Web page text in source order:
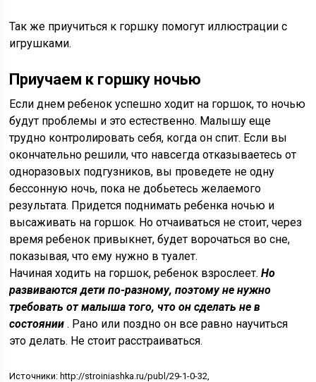
Так же приучиться к горшку помогут иллюстрации с
игрушками.
Приучаем к горшку ночью
Если днем ребенок успешно ходит на горшок, то ночью
будут проблемы и это естественно. Малышу еще
трудно контролировать себя, когда он спит. Если вы
окончательно решили, что навсегда отказываетесь от
одноразовых подгузников, вы проведете не одну
бессонную ночь, пока не добьетесь желаемого
результата. Придется поднимать ребенка ночью и
высаживать на горшок. Но отчаиваться не стоит, через
время ребенок привыкнет, будет ворочаться во сне,
показывая, что ему нужно в туалет.
Начиная ходить на горшок, ребенок взрослеет.Но
развиваются дети по-разному, поэтому не нужно
требовать от малыша того, что он сделать не в
состоянии . Рано или поздно он все равно научиться
это делать. Не стоит расстраиваться.
Источники: http://stroiniashka.ru/publ/29-1-0-32,